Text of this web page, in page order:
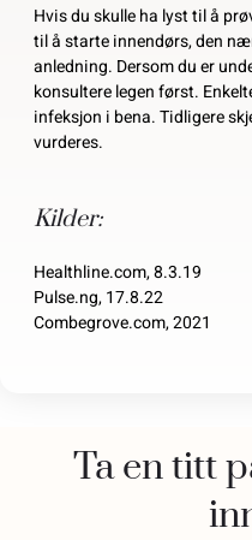
Hvis du skulle ha lyst til å
til å starte innendørs, den
anledning. Dersom du er
konsultere legen først.
infeksjon i bena. Tidligere
vurderes.
Kilder:
Healthline.com, 8.3.19
Pulse.ng, 17.8.22
Combegrove.com, 2021
Ta en titt